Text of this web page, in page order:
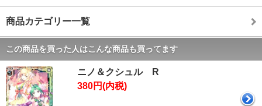
商品カテゴリー一覧
この商品を買った人はこんな商品も買ってます
ニノ＆クシュル R
380円(内税)